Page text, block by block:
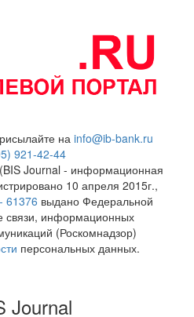
на info@ib-bank.ru
921-42-44
Journal - информационная
10 апреля 2015г.,
61376 выдано Федеральной
связи, информационных
(Роскомнадзор)
персональных данных.
Journal